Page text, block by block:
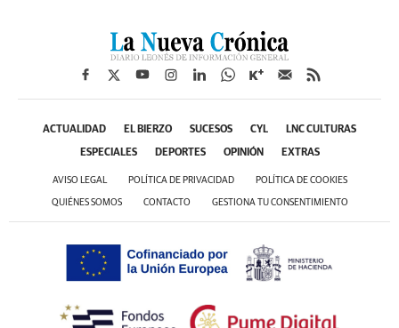
ACTUALIDAD EL BIERZO SUCESOS CYL LNC CULTURAS
ESPECIALES DEPORTES OPINIÓN EXTRAS
AVISO LEGAL POLÍTICA DE PRIVACIDAD POLÍTICA DE COOKIES
QUIÉNES SOMOS CONTACTO GESTIONA TU CONSENTIMIENTO